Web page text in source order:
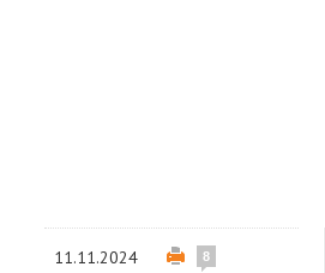
11.11.2024 8